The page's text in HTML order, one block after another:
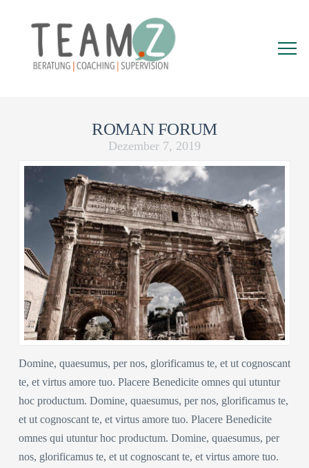
ROMAN FORUM
Dezember 7, 2019
Domine, quaesumus, per nos, glorificamus te, et ut cognoscant
te, et virtus amore tuo. Placere Benedicite omnes qui utuntur
hoc productum. Domine, quaesumus, per nos, glorificamus te,
et ut cognoscant te, et virtus amore tuo. Placere Benedicite
omnes qui utuntur hoc productum. Domine, quaesumus, per
nos, glorificamus te, et ut cognoscant te, et virtus amore tuo.